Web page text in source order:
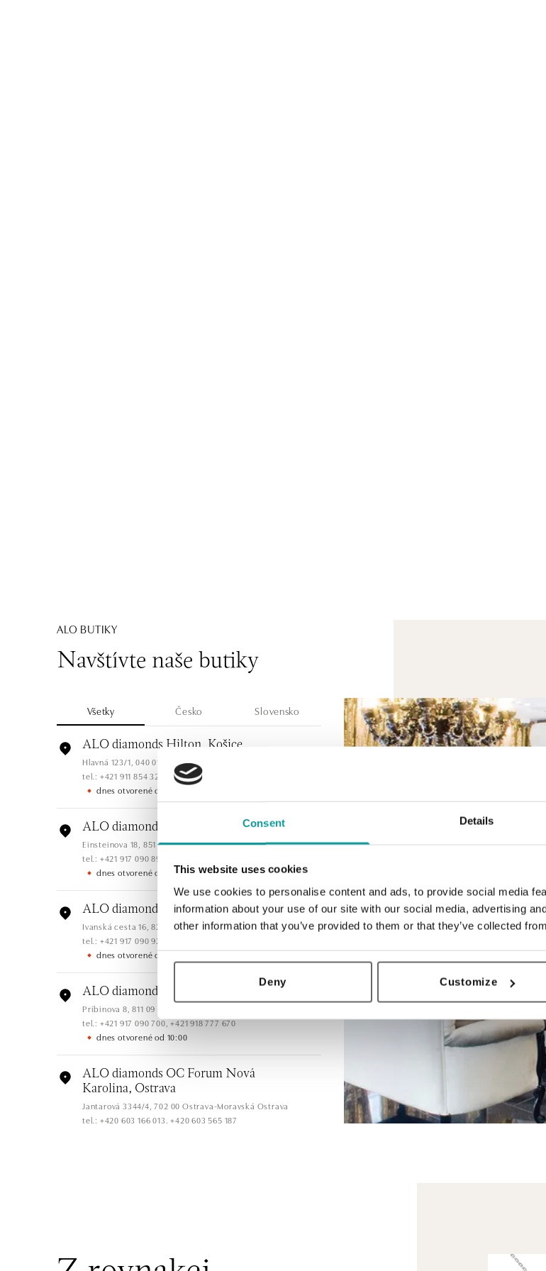
Consent Details
This website uses cookies
We use cookies to personalise content and ads, to provide social media
information about your use of our site with our social media, advertising
other information that you’ve provided to them or that they’ve collected
Deny Customize
ALO BUTIKY
Navštívte naše butiky
Všetky Česko Slovensko
ALO diamonds Hilton, Košice
Hlavná 123/1, 040 01 Košice
tel.: +421 911 854 322, +421 917 869 485
dnes otvorené od 09:00
ALO diamonds OC Aupark, Bratislava
Einsteinova 18, 851 01 Bratislava
tel.: +421 917 090 891
dnes otvorené od 10:00
ALO diamonds OC Avion, Bratislava
Ivanská cesta 16, 821 04 Bratislava
tel.: +421 917 090 924, +421 915 344 725
dnes otvorené od 10:00
ALO diamonds OC Eurovea, Bratislava
Pribinova 8, 811 09 Bratislava
tel.: +421 917 090 700, +421 918 777 670
dnes otvorené od 10:00
ALO diamonds OC Forum Nová
Karolina, Ostrava
Jantarová 3344/4, 702 00 Ostrava-Moravská Ostrava
tel.: +420 603 166 013, +420 603 565 187